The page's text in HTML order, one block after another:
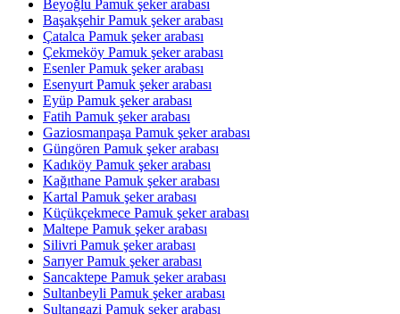
Beyoğlu Pamuk şeker arabası
Başakşehir Pamuk şeker arabası
Çatalca Pamuk şeker arabası
Çekmeköy Pamuk şeker arabası
Esenler Pamuk şeker arabası
Esenyurt Pamuk şeker arabası
Eyüp Pamuk şeker arabası
Fatih Pamuk şeker arabası
Gaziosmanpaşa Pamuk şeker arabası
Güngören Pamuk şeker arabası
Kadıköy Pamuk şeker arabası
Kağıthane Pamuk şeker arabası
Kartal Pamuk şeker arabası
Küçükçekmece Pamuk şeker arabası
Maltepe Pamuk şeker arabası
Silivri Pamuk şeker arabası
Sarıyer Pamuk şeker arabası
Sancaktepe Pamuk şeker arabası
Sultanbeyli Pamuk şeker arabası
Sultangazi Pamuk şeker arabası